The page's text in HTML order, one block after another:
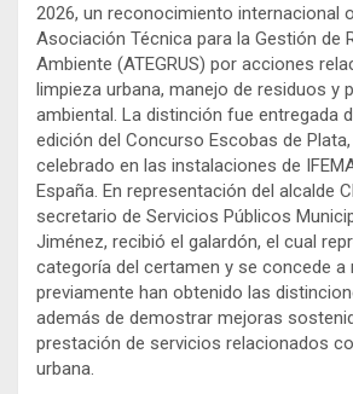
2026, un reconocimiento internacional
Asociación Técnica para la Gestión de
Ambiente (ATEGRUS) por acciones
limpieza urbana, manejo de residuos y
ambiental. La distinción fue entregada
edición del Concurso Escobas de
celebrado en las instalaciones de
España. En representación del alcalde
secretario de Servicios Públicos
Jiménez, recibió el galardón, el cual
categoría del certamen y se concede a
previamente han obtenido las
además de demostrar mejoras
prestación de servicios relacionados
urbana.